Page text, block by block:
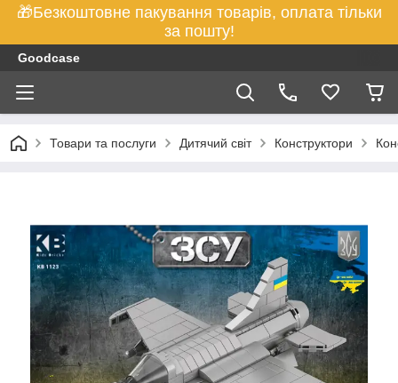
🎁Безкоштовне пакування товарів, оплата тільки
за пошту!
Goodcase
Товари та послуги Дитячий світ Конструктори